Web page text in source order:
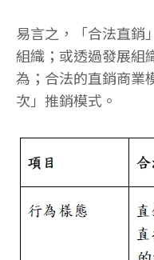
易言之，「合法直銷
組織；或透過發展組
為；合法的直銷商業
次」推銷模式。